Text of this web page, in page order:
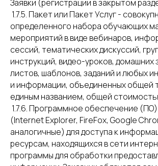
Заявки (регистрации в закрытом
1.7.5. Пакет или Пакет Услуг -
определенного набора обучающих
мероприятий в виде вебинаров,
сессий, тематических дискуссий,
инструкций, видео-уроков, домашних
листов, шаблонов, заданий и любых
и информации, объединенных общей
единым названием, общей
1.7.6. Программное обеспечение
(Internet Explorer, FireFox, Google
аналогичные) для доступа к
ресурсам, находящихся в сети
программы для обработки